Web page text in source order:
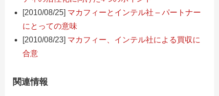
[2010/08/25] マカフィーとインテル社 – パートナー
にとっての意味
[2010/08/23] マカフィー、インテル社による買収に
合意
関連情報